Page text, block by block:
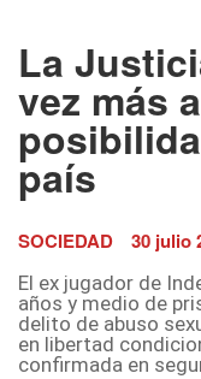
La
vez más
país
SOCIEDAD 30 julio
El ex jugador de
años y medio de
delito de abuso
en libertad
confirmada en